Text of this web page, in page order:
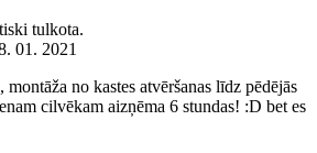
tulkota.
01. 2021
no kastes atvēršanas līdz pēdējās
cilvēkam aizņēma 6 stundas! :D bet es